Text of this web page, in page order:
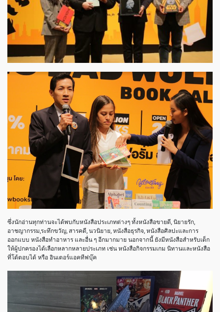
ซึ่งนักอ่านทุกท่านจะได้พบกับหนังสือประเภทต่างๆ ทั้งหนังสือขายดี, นิยายรัก,
อาชญากรรม,ระทึกขวัญ, สารคดี, นวนิยาย, หนังสือธุรกิจ, หนังสือศิลปะและการ
ออกแบบ หนังสือทำอาหาร และอื่น ๆ อีกมากมาย นอกจากนี้ ยังมีหนังสือสำหรับเด็ก
ให้ผู้ปกครองได้เลือกหลากหลายประเภท เช่น หนังสือกิจกรรมเกม นิทานและหนังสือ
ที่โต้ตอบได้ หรือ อินเตอร์แอคทีฟบุ๊ค